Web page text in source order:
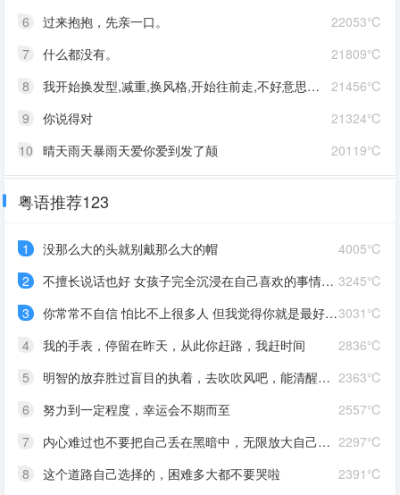
22053℃
6
过来抱抱，先亲一口。
21809℃
7
什么都没有。
21456℃
8
我开始换发型,减重,换风格,开始往前走,不好意思啊这一次,我一定要赢
21324℃
9
你说得对
20119℃
10 晴天雨天暴雨天爱你爱到发了颠
粤语推荐123
4005℃
1
没那么大的头就别戴那么大的帽
3245℃
2
不擅长说话也好 女孩子完全沉浸在自己喜欢的事情里 最可爱了 剩下的我会圆场
3031℃
3
你常常不自信 怕比不上很多人 但我觉得你就是最好的 怎么都好 我想告诉你 我对你的爱是兜底 是连你自己都不喜欢自己的时候 还有我来爱你
2836℃
4
我的手表，停留在昨天，从此你赶路，我赶时间
2363℃
5
明智的放弃胜过盲目的执着，去吹吹风吧，能清醒的话感冒也没关系。
2557℃
6
努力到一定程度，幸运会不期而至
2297℃
7
内心难过也不要把自己丢在黑暗中，无限放大自己的情绪。按时睡觉，好好吃饭，洗个热乎的澡，喝甜甜的奶茶。看看长河落日，花朵树木，驱逐丧气再努力奔跑，生活到处是发光的星星。
2391℃
8
这个道路自己选择的，困难多大都不要哭啦